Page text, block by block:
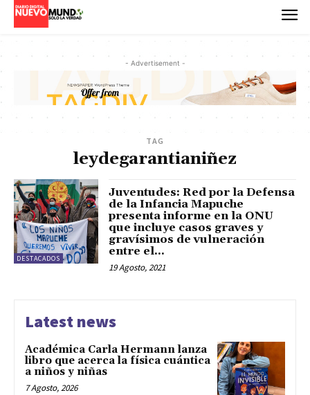
- Advertisement -
TAG
leydegarantianiñez
DESTACADOS
Juventudes: Red por la Defensa
de la Infancia Mapuche
presenta informe en la ONU
que incluye casos graves y
gravísimos de vulneración
entre el...
19 Agosto, 2021
Latest news
Académica Carla Hermann lanza
libro que acerca la física cuántica
a niños y niñas
7 Agosto, 2026